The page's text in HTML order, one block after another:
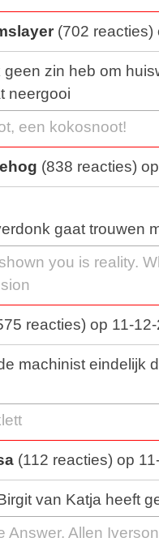
(702 reacties)
geen zin heb om
neergooi
een kokosnoot!
(838 reacties)
gaat trouwen
you is reality.
reacties) op 11-
machinist eindelijk
(112 reacties) op
van Katja heeft
Answer. Allen